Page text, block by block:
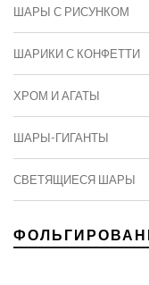
ШАРЫ С РИСУНКОМ
ШАРИКИ С КОНФЕТТИ
ХРОМ И АГАТЫ
ШАРЫ-ГИГАНТЫ
СВЕТЯЩИЕСЯ ШАРЫ